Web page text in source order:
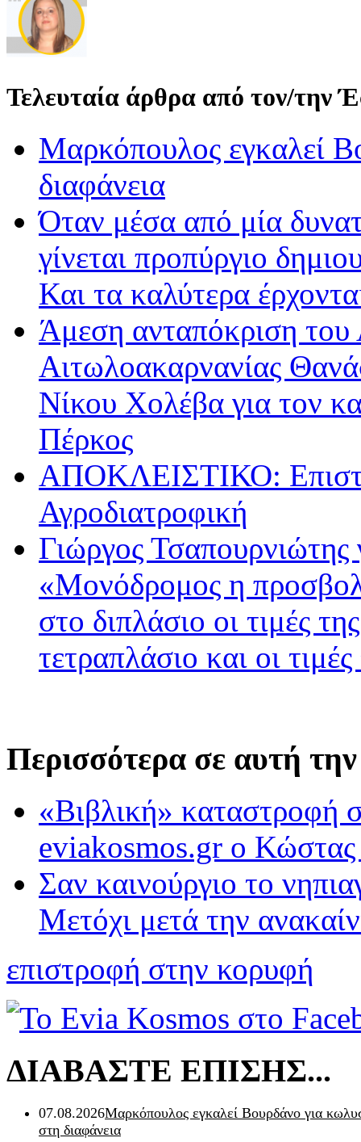
Τελευταία άρθρα από τον/την
Μαρκόπουλος εγκαλεί
διαφάνεια
Όταν μέσα από μία
γίνεται προπύργιο
Και τα καλύτερα
Άμεση ανταπόκριση του
Αιτωλοακαρνανίας
Νίκου Χολέβα για τον
Πέρκος
ΑΠΟΚΛΕΙΣΤΙΚΟ:
Αγροδιατροφική
Γιώργος
«Μονόδρομος η
στο διπλάσιο οι τιμές
τετραπλάσιο και οι
Περισσότερα σε αυτή
«Βιβλική» καταστροφή
eviakosmos.gr o
Σαν καινούργιο το
Μετόχι μετά την
επιστροφή στην κορυφή
ΔΙΑΒΑΣΤΕ ΕΠΙΣΗΣ...
07.08.2026Μαρκόπουλος εγκαλεί Βουρδάνο για
στη διαφάνεια